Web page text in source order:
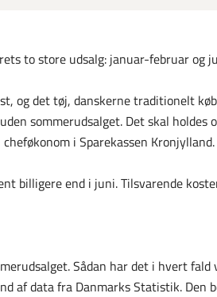
to store udsalg: januar-februar og
og det tøj, danskerne traditionelt
sommerudsalget. Det skal holdes
i Sparekassen Kronjylland.
billigere end i juni. Tilsvarende
Sådan har det i hvert
af data fra Danmarks Statistik. Den